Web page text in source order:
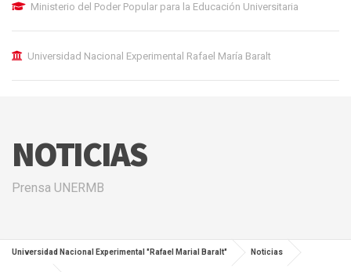
Ministerio del Poder Popular para la Educación Universitaria
Universidad Nacional Experimental Rafael María Baralt
NOTICIAS
Prensa UNERMB
Universidad Nacional Experimental "Rafael Marial Baralt" Noticias